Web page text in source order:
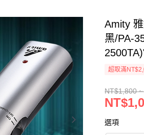
Amity
黑/PA-
超取滿
NT$1,800
選項